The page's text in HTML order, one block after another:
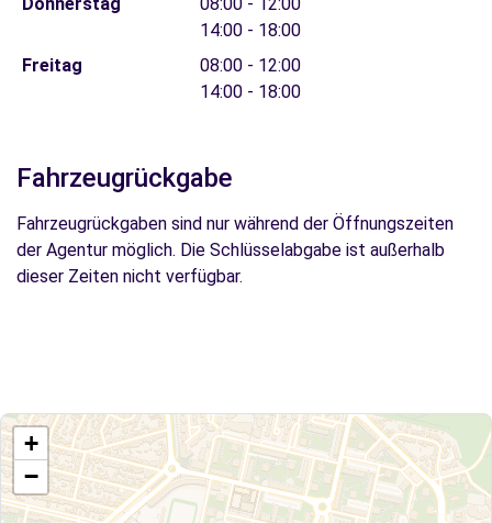
14:00 - 18:00
Freitag
08:00 - 12:00
14:00 - 18:00
Fahrzeugrückgabe
Fahrzeugrückgaben sind nur während der Öffnungszeiten
der Agentur möglich. Die Schlüsselabgabe ist außerhalb
dieser Zeiten nicht verfügbar.
+
−